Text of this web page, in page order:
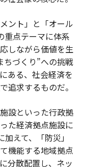
ント」と「オール
重点テーマに体系
しながら価値を生
ちづくり”への挑戦
ある、社会経済を
追求するものだ。
設といった行政拠
た経済拠点施設に
えて、「防災」
機能する地域拠点
分散配置し、ネッ